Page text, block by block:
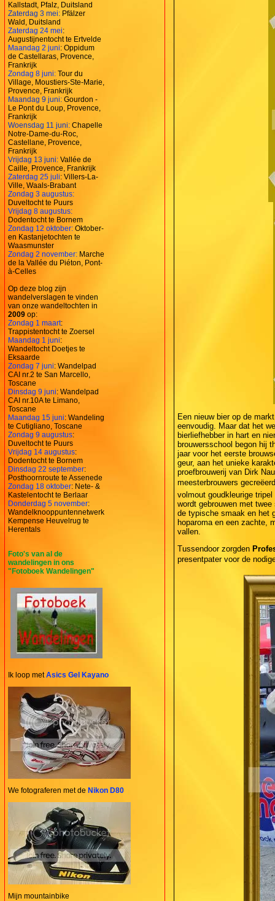
Kallstadt, Pfalz, Duitsland
Zaterdag 3 mei: Pfälzer
Wald, Duitsland
Zaterdag 24 mei:
Augustijnentocht te Ertvelde
Maandag 2 juni: Oppidum
de Castellaras, Provence,
Frankrijk
Zondag 8 juni: Tour du
Village, Moustiers-Ste-Marie,
Provence, Frankrijk
Maandag 9 juni: Gourdon -
Le Pont du Loup, Provence,
Frankrijk
Woensdag 11 juni: Chapelle
Notre-Dame-du-Roc,
Castellane, Provence,
Frankrijk
Vrijdag 13 juni: Vallée de
Caille, Provence, Frankrijk
Zaterdag 25 juli: Villers-La-
Ville, Waals-Brabant
Zondag 3 augustus:
Duveltocht te Puurs
Vrijdag 8 augustus:
Dodentocht te Bornem
Zondag 12 oktober: Oktober-
en Kastanjetochten te
Waasmunster
Zondag 2 november: Marche
de la Vallée du Piéton, Pont-
à-Celles
Op deze blog zijn
wandelverslagen te vinden
van onze wandeltochten in
2009 op:
Zondag 1 maart:
Trappistentocht te Zoersel
Maandag 1 juni:
Wandeltocht Doetjes te
Eksaarde
Zondag 7 juni: Wandelpad
CAI nr.2 te San Marcello,
Toscane
Dinsdag 9 juni: Wandelpad
CAI nr.10A te Limano,
Toscane
Maandag 15 juni: Wandeling
te Cutigliano, Toscane
Zondag 9 augustus:
Duveltocht te Puurs
Vrijdag 14 augustus:
Dodentocht te Bornem
Dinsdag 22 september:
Posthoornroute te Assenede
Zondag 18 oktober: Nete- &
Kastelentocht te Berlaar
Donderdag 5 november:
Wandelknooppuntennetwerk
Kempense Heuvelrug te
Herentals
Foto's van al de
wandelingen in ons
"Fotoboek Wandelingen"
Ik loop metAsics Gel Kayano
We fotograferen met de Nikon D80
Mijn mountainbike
Een nieuw bier op de
eenvoudig. Maar dat het
bierliefhebber in hart en
brouwersschool begon hij
jaar voor het eerste
geur, aan het unieke
proefbrouwerij van Dirk
meesterbrouwers
volmout goudkleurige
wordt gebrouwen met
de typische smaak en het
hoparoma en een zachte,
vallen.
Tussendoor zorgden
presentpater voor de